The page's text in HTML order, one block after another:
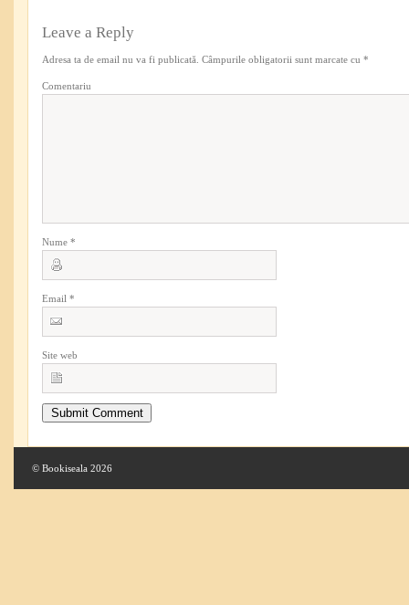
Leave a Reply
Adresa ta de email nu va fi publicată. Câmpurile obligatorii sunt marcate cu *
Comentariu
Nume *
Email *
Site web
© Bookiseala 2026